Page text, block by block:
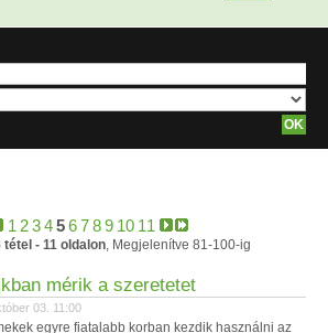
1 23456789 10 11
tétel - 11 oldalon, Megjelenítve 81-100-ig
mérik a szeretetet
03. 11:00
egyre fiatalabb korban kezdik használni az